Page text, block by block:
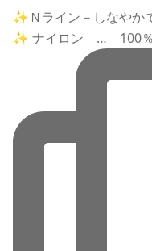
✨Ｎライン－しなやか
✨ ナイロン … 100％